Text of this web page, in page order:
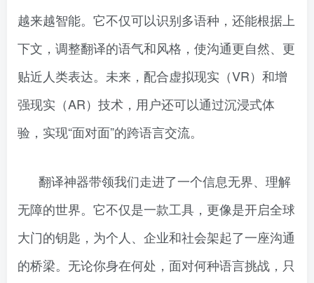
越来越智能。它不仅可以识别多语种，还能根据上
下文，调整翻译的语气和风格，使沟通更自然、更
贴近人类表达。未来，配合虚拟现实（VR）和增
强现实（AR）技术，用户还可以通过沉浸式体
验，实现“面对面”的跨语言交流。
翻译神器带领我们走进了一个信息无界、理解
无障的世界。它不仅是一款工具，更像是开启全球
大门的钥匙，为个人、企业和社会架起了一座沟通
的桥梁。无论你身在何处，面对何种语言挑战，只